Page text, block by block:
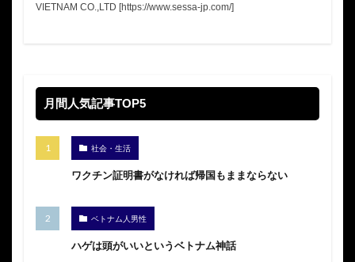
VIETNAM CO.,LTD [https://www.sessa-jp.com/]
月間人気記事TOP5
社会・生活
ワクチン証明書がなければ帰国もままならない
ベトナム人男性
ハゲは頭がいいというベトナム神話